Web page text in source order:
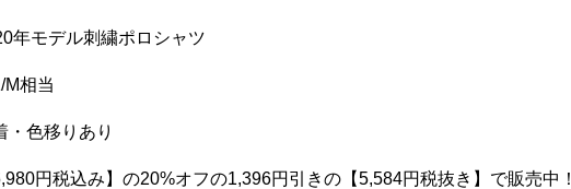
年モデル刺繍ポロシャツ
相当
・色移りあり
円税込み】の20%オフの1,396円引きの【5,584円税抜き】で販売中！